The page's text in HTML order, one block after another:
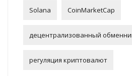
Solana CoinMarketCap
децентрализованный
регуляция криптовалют